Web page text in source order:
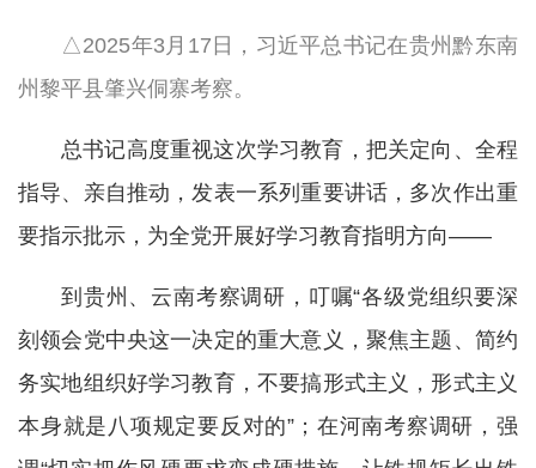
△2025年3月17日，习近平总书记在贵州黔东南
州黎平县肇兴侗寨考察。
总书记高度重视这次学习教育，把关定向、全程
指导、亲自推动，发表一系列重要讲话，多次作出重
要指示批示，为全党开展好学习教育指明方向——
到贵州、云南考察调研，叮嘱“各级党组织要深
刻领会党中央这一决定的重大意义，聚焦主题、简约
务实地组织好学习教育，不要搞形式主义，形式主义
本身就是八项规定要反对的”；在河南考察调研，强